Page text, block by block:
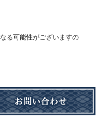
る可能性がございますの